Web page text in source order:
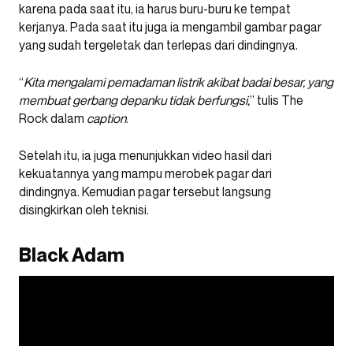
karena pada saat itu, ia harus buru-buru ke tempat
kerjanya. Pada saat itu juga ia mengambil gambar pagar
yang sudah tergeletak dan terlepas dari dindingnya.
“Kita mengalami pemadaman listrik akibat badai besar, yang
membuat gerbang depanku tidak berfungsi,” tulis The
Rock dalam caption.
Setelah itu, ia juga menunjukkan video hasil dari
kekuatannya yang mampu merobek pagar dari
dindingnya. Kemudian pagar tersebut langsung
disingkirkan oleh teknisi.
Black Adam